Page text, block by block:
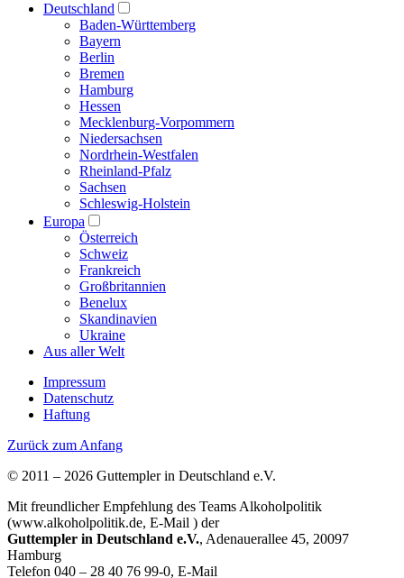
Deutschland
Baden-Württemberg
Bayern
Berlin
Bremen
Hamburg
Hessen
Mecklenburg-Vorpommern
Niedersachsen
Nordrhein-Westfalen
Rheinland-Pfalz
Sachsen
Schleswig-Holstein
Europa
Österreich
Schweiz
Frankreich
Großbritannien
Benelux
Skandinavien
Ukraine
Aus aller Welt
Impressum
Datenschutz
Haftung
Zurück zum Anfang
© 2011 – 2026 Guttempler in Deutschland e.V.
Mit freundlicher Empfehlung des Teams Alkoholpolitik
(www.alkoholpolitik.de, E-Mail ) der
Guttempler in Deutschland e.V., Adenauerallee 45, 20097
Hamburg
Telefon 040 – 28 40 76 99-0, E-Mail